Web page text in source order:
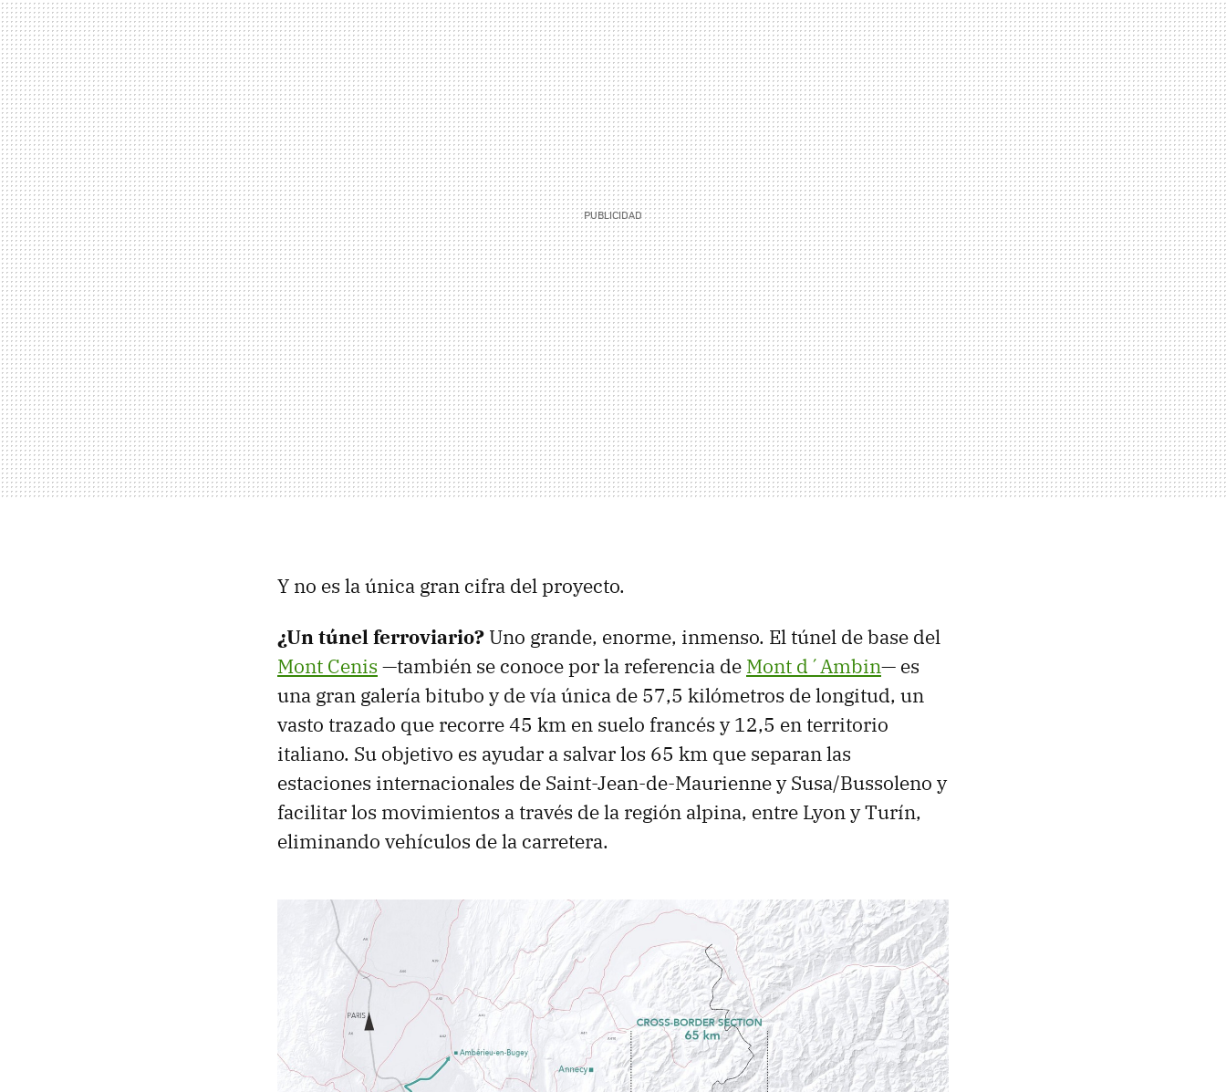
Y no es la única gran cifra del proyecto.
¿Un túnel ferroviario? Uno grande, enorme, inmenso. El túnel de base del
Mont Cenis —también se conoce por la referencia de Mont d´Ambin— es
una gran galería bitubo y de vía única de 57,5 kilómetros de longitud, un
vasto trazado que recorre 45 km en suelo francés y 12,5 en territorio
italiano. Su objetivo es ayudar a salvar los 65 km que separan las
estaciones internacionales de Saint-Jean-de-Maurienne y Susa/Bussoleno y
facilitar los movimientos a través de la región alpina, entre Lyon y Turín,
eliminando vehículos de la carretera.